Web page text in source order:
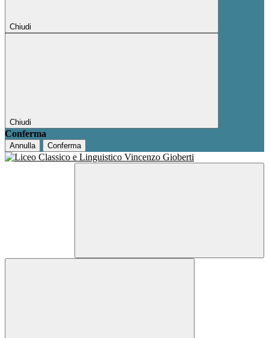
Chiudi
Chiudi
Conferma
Annulla Conferma